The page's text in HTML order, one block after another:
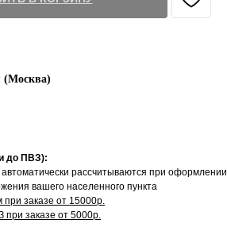
(Москва)
до ПВЗ):
автоматически рассчитываются при оформлении
вашего населенного пункта
заказе от 15000р.
заказе от 5000р.